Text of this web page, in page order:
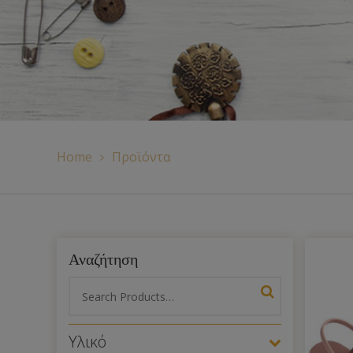
Χερούλια Τσάντας
Ιμάντες
Πλέγματα
Home Προϊόντα
Αναζήτηση
Υλικό